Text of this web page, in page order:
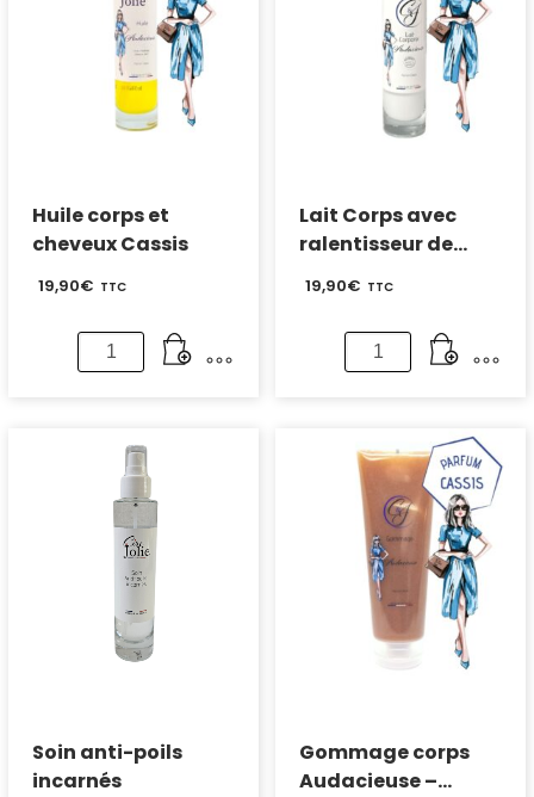
Huile corps et
cheveux Cassis
19,90€ TTC
quantité
de
cheveux
Cassis
Lait Corps avec
ralentisseur de
Cassis
19,90€ TTC
quantité
de
avec
ralentisseur
de
repousse
Parfum
Cassis
Soin anti-poils
incarnés
Gommage corps
Audacieuse –